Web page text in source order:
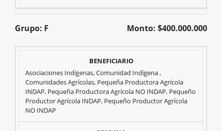
Grupo: F Monto: $400.000.000
Grupo:
F
Asociaciones Indígenas, Comunidad Indígena ,
Comunidades Agrícolas, Pequeña Productora Agrícola
INDAP, Pequeña Productora Agrícola NO INDAP, Pequeño
Productor Agrícola INDAP, Pequeño Productor Agrícola
NO INDAP